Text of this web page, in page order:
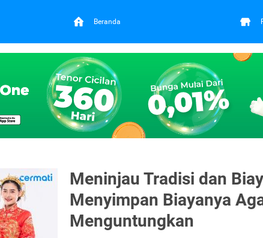
Beranda
Meninjau Tradisi dan
Menyimpan Biayanya
Menguntungkan